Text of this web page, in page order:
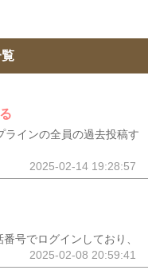
ラインの全員の過去投稿す
2025-02-14 19:28:57
号でログインしており、
2025-02-08 20:59:41